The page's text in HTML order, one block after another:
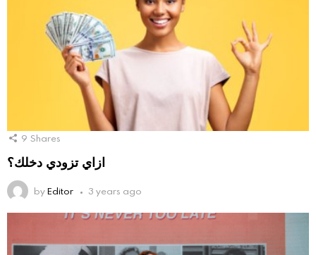
9 Shares
ازاي تزودي دخلك؟
byEditor 3 years ago